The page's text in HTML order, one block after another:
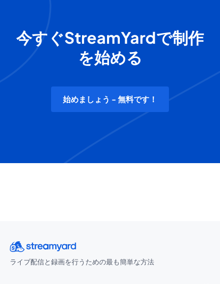
今すぐStreamYardで制作
を始める
始めましょう - 無料です！
ライブ配信と録画を行うための最も簡単な方法